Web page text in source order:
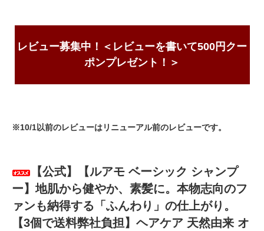
レビュー募集中！＜レビューを書いて500円クー
ポンプレゼント！＞
※10/1以前のレビューはリニューアル前のレビューです。
【公式】【ルアモ ベーシック シャンプ
ー】地肌から健やか、素髪に。本物志向のフ
ァンも納得する「ふんわり」の仕上がり。
【3個で送料弊社負担】ヘアケア 天然由来 オ